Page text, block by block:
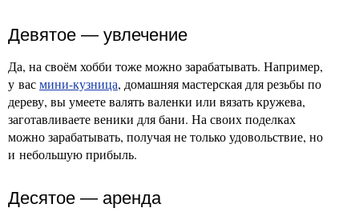
Девятое — увлечение
Да, на своём хобби тоже можно зарабатывать. Например,
у васмини-кузница, домашняя мастерская для резьбы по
дереву, вы умеете валять валенки или вязать кружева,
заготавливаете веники для бани. На своих поделках
можно зарабатывать, получая не только удовольствие, но
и небольшую прибыль.
Десятое — аренда